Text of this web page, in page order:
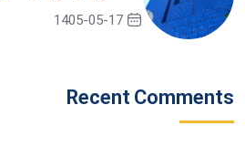
برگزاری حراج دهم
1405-05-17
Recent Comments